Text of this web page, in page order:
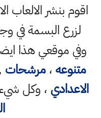
اقوم بنشر الالعاب
لزرع البسمة في
وفي موقعي هذا
متنوعه،مرشحات
الاعدادي ، وكل